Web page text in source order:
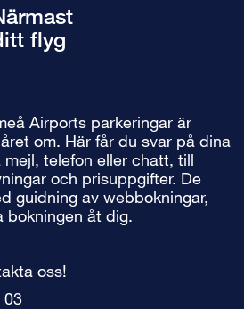
flyg
Airports parkeringar är
om. Här får du svar på dina
mejl, telefon eller chatt, till
och prisuppgifter. De
guidning av webbokningar,
bokningen åt dig.
oss!
03